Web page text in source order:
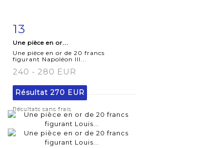
détaillée
13
Une pièce en or...
Une pièce en or de 20 francs
figurant Napoléon III...
240 - 280 EUR
Résultat 270 EUR
Résultats sans frais